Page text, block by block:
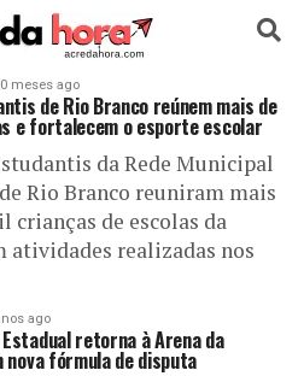
CULTURA
MUNDO
meses ago
de Rio Branco reúnem mais de
e fortalecem o esporte escolar
da Rede Municipal
Rio Branco reuniram mais
crianças de escolas da
atividades realizadas nos
ago
retorna à Arena da
nova fórmula de disputa